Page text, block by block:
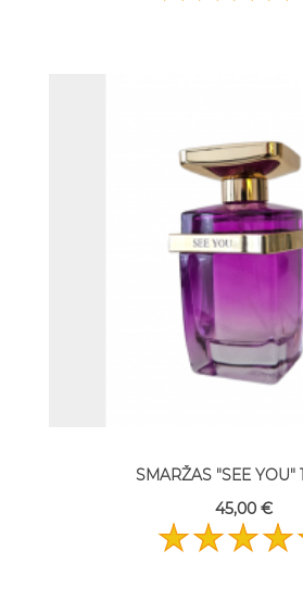
SMARŽAS "SEE YOU"
45,00 €